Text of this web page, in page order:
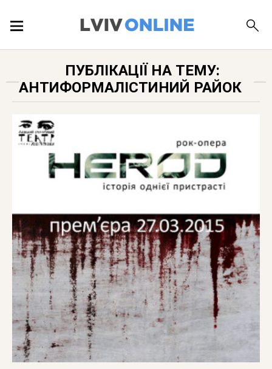
ЛОКАЦІЇ
ПУБЛІКАЦІЇ
ДОВІДКА
ПУБЛІКАЦІЇ НА ТЕМУ:
АНТИФОРМАЛІСТИНИЙ РАЙОК